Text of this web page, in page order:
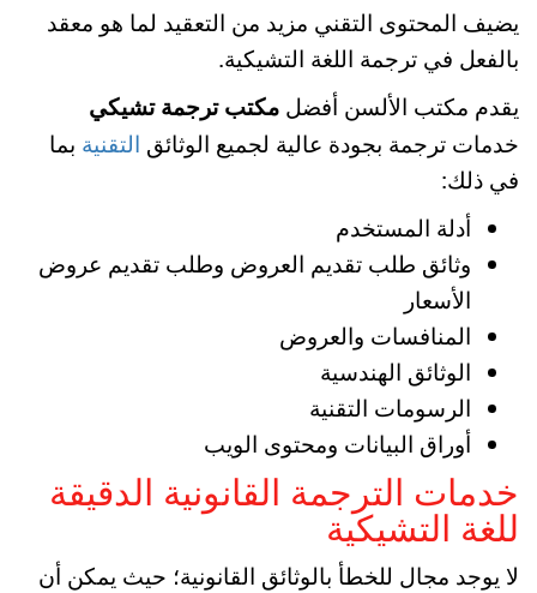
يضيف المحتوى التقني مزيد من التعقيد لما هو معقد
بالفعل في ترجمة اللغة التشيكية.
يقدم مكتب الألسن أفضل مكتب ترجمة تشيكي
خدمات ترجمة بجودة عالية لجميع الوثائق التقنية بما
في ذلك:
أدلة المستخدم
وثائق طلب تقديم العروض وطلب تقديم عروض
الأسعار
المنافسات والعروض
الوثائق الهندسية
الرسومات التقنية
أوراق البيانات ومحتوى الويب
خدمات الترجمة القانونية الدقيقة
للغة التشيكية
لا يوجد مجال للخطأ بالوثائق القانونية؛ حيث يمكن أن